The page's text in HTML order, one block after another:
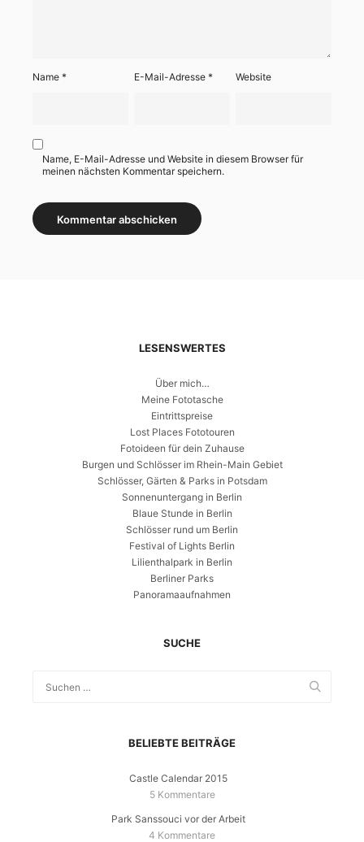
Name * E-Mail-Adresse* Website
Name, E-Mail-Adresse und Website in diesem Browser für
meinen nächsten Kommentar speichern.
LESENSWERTES
Über mich…
Meine Fototasche
Eintrittspreise
Lost Places Fototouren
Fotoideen für dein Zuhause
Burgen und Schlösser im Rhein-Main Gebiet
Schlösser, Gärten & Parks in Potsdam
Sonnenuntergang in Berlin
Blaue Stunde in Berlin
Schlösser rund um Berlin
Festival of Lights Berlin
Lilienthalpark in Berlin
Berliner Parks
Panoramaaufnahmen
SUCHE
BELIEBTE BEITRÄGE
Castle Calendar 2015
5 Kommentare
Park Sanssouci vor der Arbeit
4 Kommentare